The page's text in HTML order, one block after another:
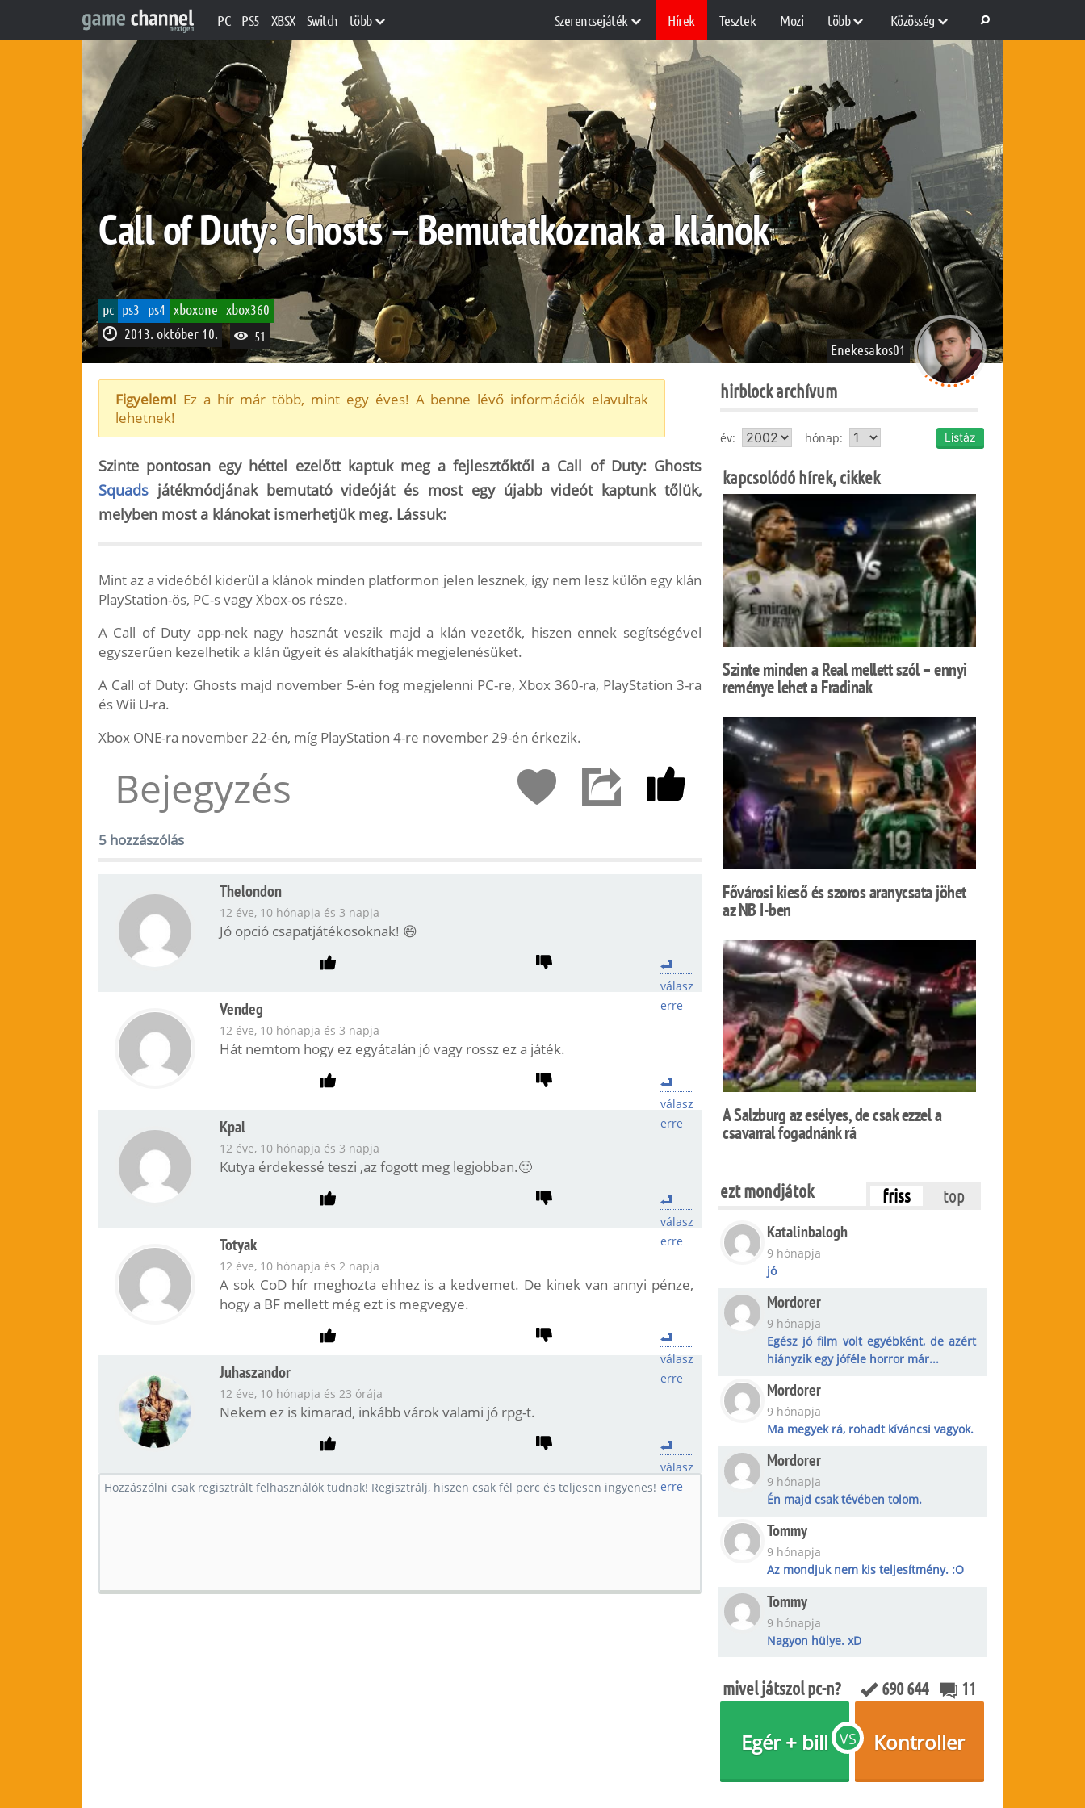
PC PS5 XBSX Switch több Szerencsejáték Hírek Tesztek Mozi több Közösség
Call of Duty: Ghosts – Bemutatkoznak a klánok
pc ps3 ps4 xboxone xbox360
2013. október 10.
51
Enekesakos01
Figyelem! Ez a hír már több, mint egy éves! A benne lévő információk elavultak
lehetnek!
Szinte pontosan egy héttel ezelőtt kaptuk meg a fejlesztőktől a Call of Duty: Ghosts
Squads játékmódjának bemutató videóját és most egy újabb videót kaptunk tőlük,
melyben most a klánokat ismerhetjük meg. Lássuk:
Mint az a videóból kiderül a klánok minden platformon jelen lesznek, így nem lesz külön egy klán
PlayStation-ös, PC-s vagy Xbox-os része.
A Call of Duty app-nek nagy hasznát veszik majd a klán vezetők, hiszen ennek segítségével
egyszerűen kezelhetik a klán ügyeit és alakíthatják megjelenésüket.
A Call of Duty: Ghosts majd november 5-én fog megjelenni PC-re, Xbox 360-ra, PlayStation 3-ra
és Wii U-ra.
Xbox ONE-ra november 22-én, míg PlayStation 4-re november 29-én érkezik.
Bejegyzés
5 hozzászólás
Thelondon
12 éve, 10 hónapja és 3 napja
Jó opció csapatjátékosoknak! 😄
válasz
erre
Vendeg
12 éve, 10 hónapja és 3 napja
Hát nemtom hogy ez egyátalán jó vagy rossz ez a játék.
válasz
erre
Kpal
12 éve, 10 hónapja és 3 napja
Kutya érdekessé teszi ,az fogott meg legjobban.🙂
válasz
erre
Totyak
12 éve, 10 hónapja és 2 napja
A sok CoD hír meghozta ehhez is a kedvemet. De kinek van annyi pénze,
hogy a BF mellett még ezt is megvegye.
válasz
erre
Juhaszandor
12 éve, 10 hónapja és 23 órája
Nekem ez is kimarad, inkább várok valami jó rpg-t.
válasz
erre
hirblock archívum
év: hónap:
kapcsolódó hírek, cikkek
Szinte minden a Real mellett szól – ennyi
reménye lehet a Fradinak
Fővárosi kieső és szoros aranycsata jöhet
az NB I-ben
A Salzburg az esélyes, de csak ezzel a
csavarral fogadnánk rá
ezt mondjátok friss
top
Katalinbalogh
9 hónapja
jó
Mordorer
9 hónapja
Egész jó film volt egyébként, de azért
hiányzik egy jóféle horror már...
Mordorer
9 hónapja
Ma megyek rá, rohadt kíváncsi vagyok.
Mordorer
9 hónapja
Én majd csak tévében tolom.
Tommy
9 hónapja
Az mondjuk nem kis teljesítmény. :O
Tommy
9 hónapja
Nagyon hülye. xD
mivel játszol pc-n? 690 644 11
VS
Egér + bill Kontroller